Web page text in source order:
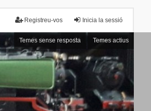
Inicia la sessió
Registreu-vos
Temes sense resposta Temes actius